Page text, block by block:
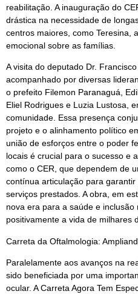
reabilitação. A inauguração do
drástica na necessidade de
centros maiores, como Teresina,
emocional sobre as famílias.
A visita do deputado Dr.
acompanhado por diversas
o prefeito Filemon Paranaguá,
Eliel Rodrigues e Luzia Lustosa,
comunidade. Essa presença
projeto e o alinhamento político
união de esforços entre o poder
locais é crucial para o sucesso e
como o CER, que dependem de
contínua articulação para
serviços prestados. A obra, em
nova era para a saúde e
positivamente a vida de milhares
Carreta da Oftalmologia:
Paralelamente aos avanços na
sido beneficiada por uma
ocular. A Carreta Agora Tem